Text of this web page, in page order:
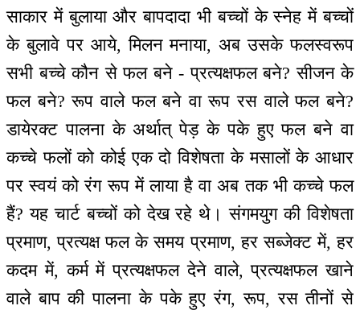
साकार में बुलाया और बापदादा भी बच्चों के स्नेह में बच्चों
के बुलावे पर आये, मिलन मनाया, अब उसके फलस्वरूप
सभी बच्चे कौन से फल बने - प्रत्यक्षफल बने? सीजन के
फल बने? रूप वाले फल बने वा रूप रस वाले फल बने?
डायेरक्ट पालना के अर्थात् पेड़ के पके हुए फल बने वा
कच्चे फलों को कोई एक दो विशेषता के मसालों के आधार
पर स्वयं को रंग रूप में लाया है वा अब तक भी कच्चे फल
हैं? यह चार्ट बच्चों को देख रहे थे। संगमयुग की विशेषता
प्रमाण, प्रत्यक्ष फल के समय प्रमाण, हर सब्जेक्ट में, हर
कदम में, कर्म में प्रत्यक्षफल देने वाले, प्रत्यक्षफल खाने
वाले बाप की पालना के पके हुए रंग, रूप, रस तीनों से